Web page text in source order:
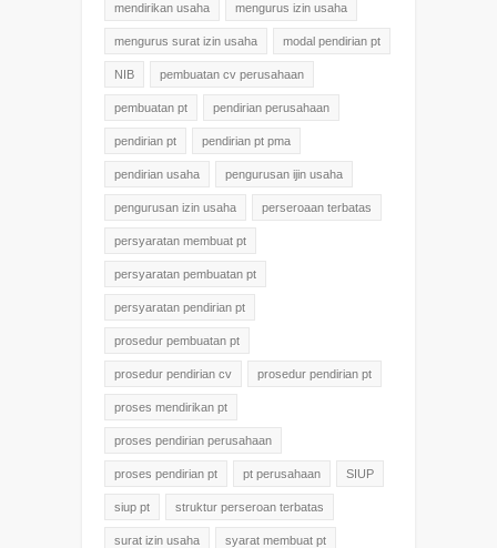
mendirikan usaha mengurus izin usaha
mengurus surat izin usaha modal pendirian pt
NIB pembuatan cv perusahaan
pembuatan pt pendirian perusahaan
pendirian pt pendirian pt pma
pendirian usaha pengurusan ijin usaha
pengurusan izin usaha perseroaan terbatas
persyaratan membuat pt
persyaratan pembuatan pt
persyaratan pendirian pt
prosedur pembuatan pt
prosedur pendirian cv prosedur pendirian pt
proses mendirikan pt
proses pendirian perusahaan
proses pendirian pt pt perusahaan SIUP
siup pt struktur perseroan terbatas
surat izin usaha syarat membuat pt